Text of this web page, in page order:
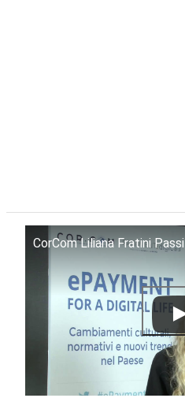
CorCom Liliana Fratini Passi